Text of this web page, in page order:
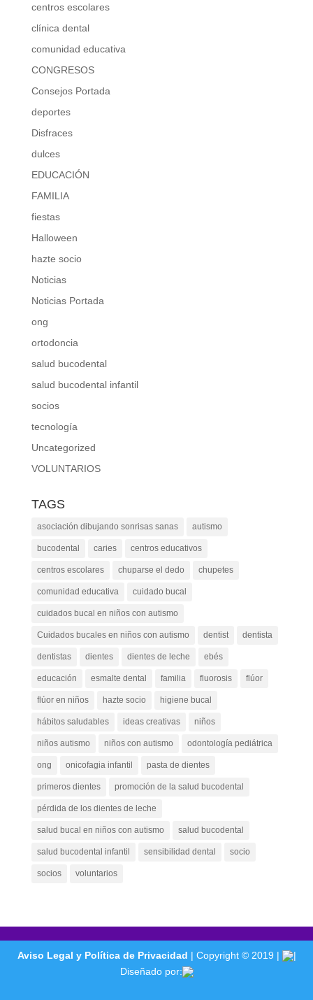
centros escolares
clínica dental
comunidad educativa
CONGRESOS
Consejos Portada
deportes
Disfraces
dulces
EDUCACIÓN
FAMILIA
fiestas
Halloween
hazte socio
Noticias
Noticias Portada
ong
ortodoncia
salud bucodental
salud bucodental infantil
socios
tecnología
Uncategorized
VOLUNTARIOS
TAGS
asociación dibujando sonrisas sanas autismo
bucodental caries centros educativos
centros escolares chuparse el dedo chupetes
comunidad educativa cuidado bucal
cuidados bucal en niños con autismo
Cuidados bucales en niños con autismo dentist dentista
dentistas dientes dientes de leche ebés
educación esmalte dental familia fluorosis flúor
flúor en niños hazte socio higiene bucal
hábitos saludables ideas creativas niños
niños autismo niños con autismo odontología pediátrica
ong onicofagia infantil pasta de dientes
primeros dientes promoción de la salud bucodental
pérdida de los dientes de leche
salud bucal en niños con autismo salud bucodental
salud bucodental infantil sensibilidad dental socio
socios voluntarios
Aviso Legal y Política de Privacidad | Copyright © 2019 |
|
Diseñado por: